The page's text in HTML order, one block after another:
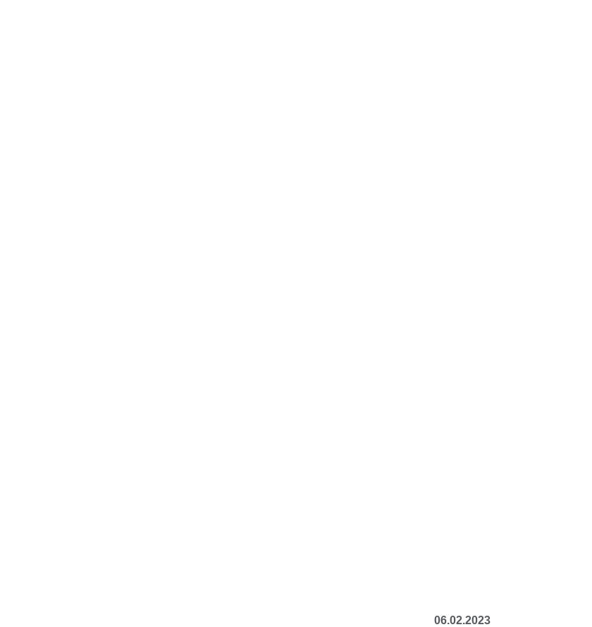
06.02.2023